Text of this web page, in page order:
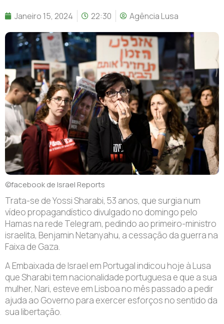
Janeiro 15, 2024 22:30 Agência Lusa
©facebook de Israel Reports
Trata-se de Yossi Sharabi, 53 anos, que surgia num
vídeo propagandístico divulgado no domingo pelo
Hamas na rede Telegram, pedindo ao primeiro-ministro
israelita, Benjamin Netanyahu, a cessação da guerra na
Faixa de Gaza.
A Embaixada de Israel em Portugal indicou hoje à Lusa
que Sharabi tem nacionalidade portuguesa e que a sua
mulher, Nari, esteve em Lisboa no mês passado a pedir
ajuda ao Governo para exercer esforços no sentido da
sua libertação.